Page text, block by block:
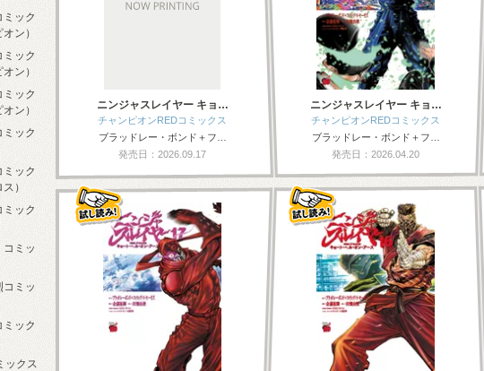
ニンジャスレイヤー キョ…
チャンピオンREDコミックス
ブラッドレー・ボンド＋フ…
発売日：2026.09.17
ニンジャスレイヤー キョ…
チャンピオンREDコミックス
ブラッドレー・ボンド＋フ…
発売日：2026.04.20
ミック
ン）
ミック
ン）
ミック
ン）
ック
ミック
）
ミック
コミッ
コミッ
ック
ックス